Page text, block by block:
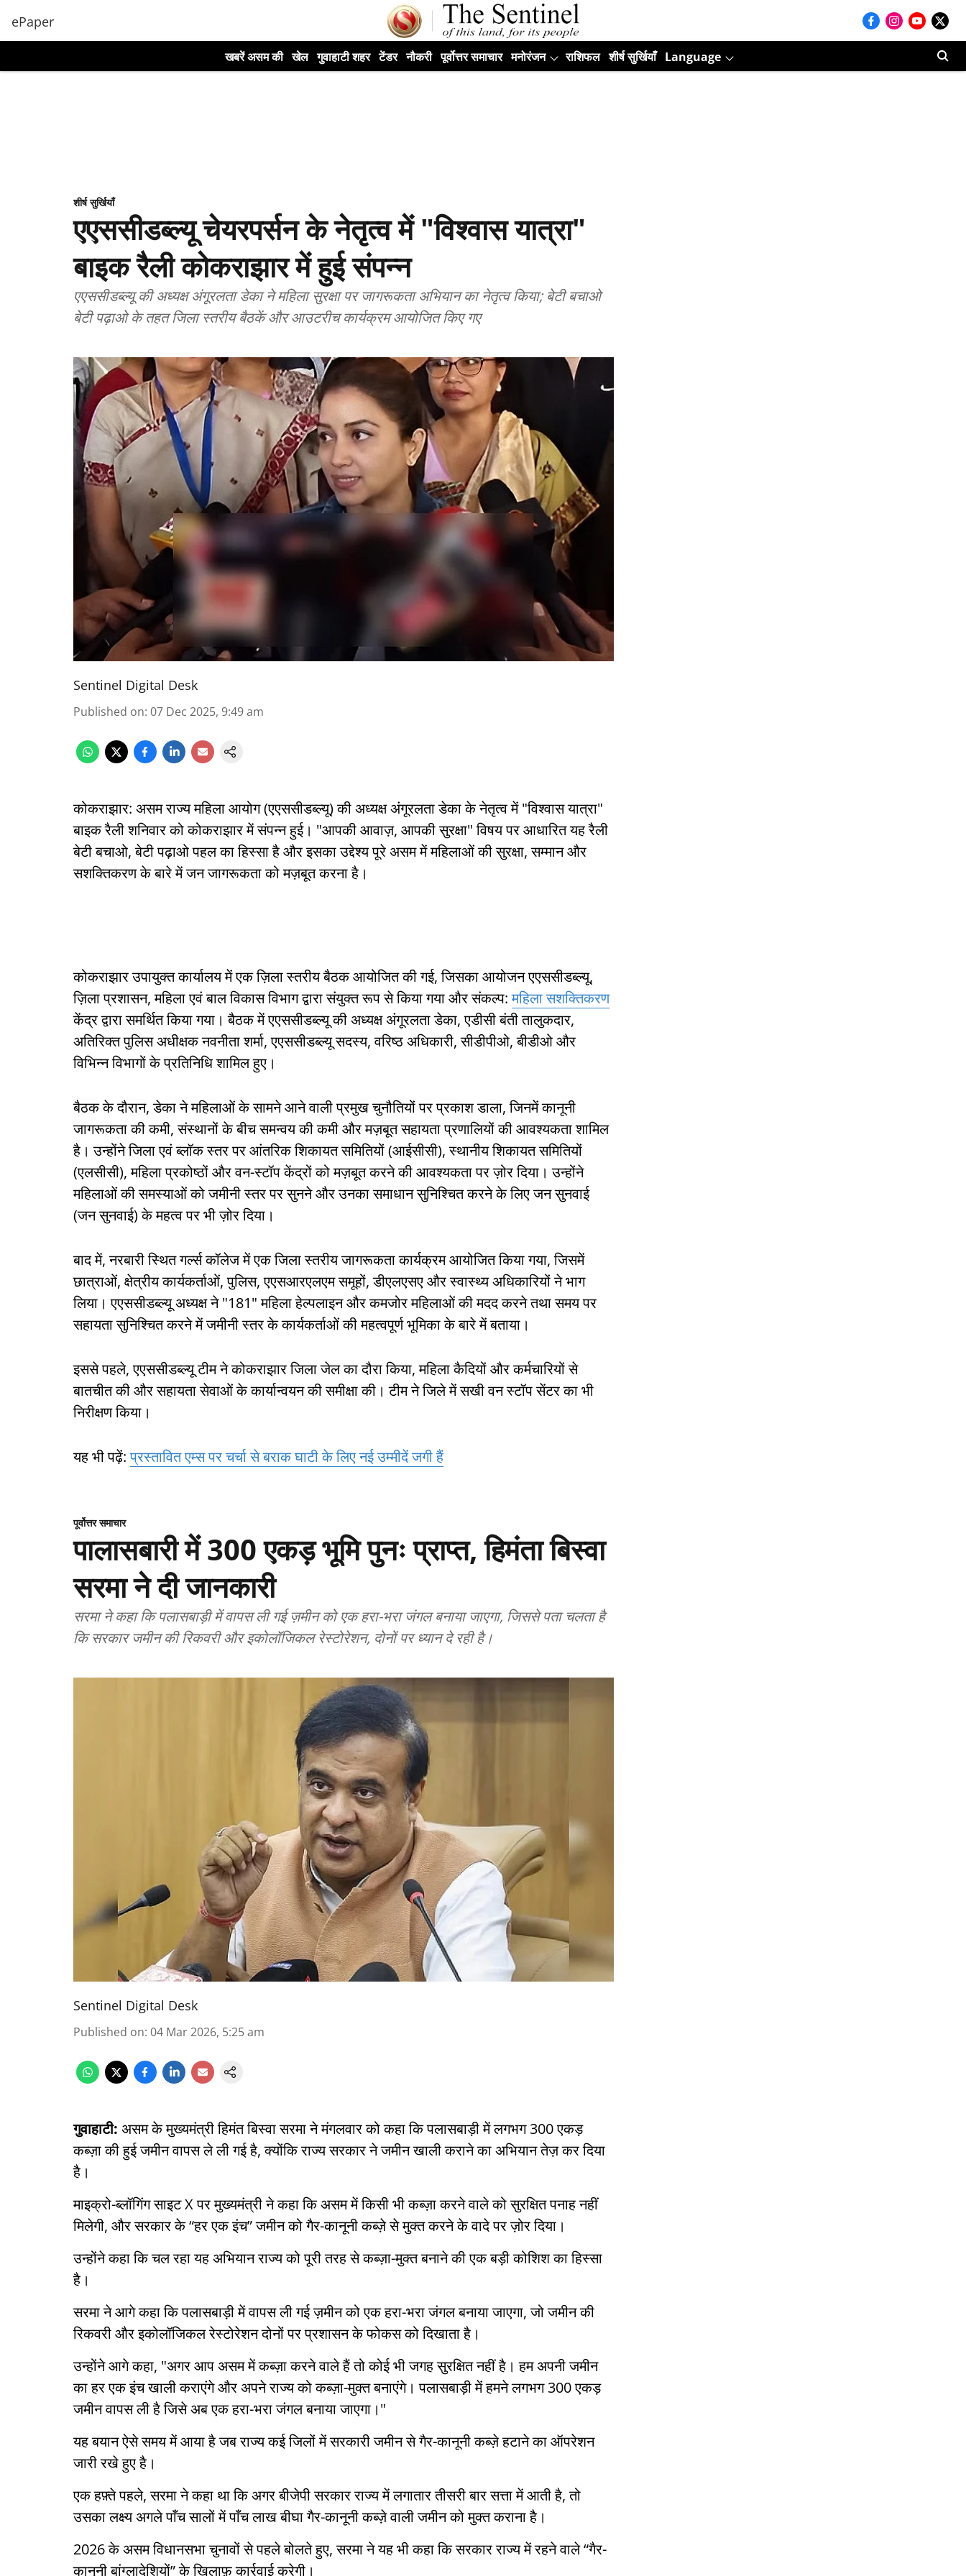
ePaper
खबरें असम की खेल गुवाहाटी शहर टेंडर नौकरी पूर्वोत्तर समाचार मनोरंजन राशिफल शीर्ष सुर्खियाँ Language
शीर्ष सुर्खियाँ
एएससीडब्ल्यू चेयरपर्सन के नेतृत्व में "विश्वास यात्रा"
बाइक रैली कोकराझार में हुई संपन्न
एएससीडब्ल्यू की अध्यक्ष अंगूरलता डेका ने महिला सुरक्षा पर जागरूकता अभियान का नेतृत्व किया; बेटी बचाओ
बेटी पढ़ाओ के तहत जिला स्तरीय बैठकें और आउटरीच कार्यक्रम आयोजित किए गए
Sentinel Digital Desk
Published on: 07 Dec 2025, 9:49 am
कोकराझार: असम राज्य महिला आयोग (एएससीडब्ल्यू) की अध्यक्ष अंगूरलता डेका के नेतृत्व में "विश्वास यात्रा"
बाइक रैली शनिवार को कोकराझार में संपन्न हुई। "आपकी आवाज़, आपकी सुरक्षा" विषय पर आधारित यह रैली
बेटी बचाओ, बेटी पढ़ाओ पहल का हिस्सा है और इसका उद्देश्य पूरे असम में महिलाओं की सुरक्षा, सम्मान और
सशक्तिकरण के बारे में जन जागरूकता को मज़बूत करना है।
कोकराझार उपायुक्त कार्यालय में एक ज़िला स्तरीय बैठक आयोजित की गई, जिसका आयोजन एएससीडब्ल्यू,
ज़िला प्रशासन, महिला एवं बाल विकास विभाग द्वारा संयुक्त रूप से किया गया और संकल्प:महिला सशक्तिकरण
केंद्र द्वारा समर्थित किया गया। बैठक में एएससीडब्ल्यू की अध्यक्ष अंगूरलता डेका, एडीसी बंती तालुकदार,
अतिरिक्त पुलिस अधीक्षक नवनीता शर्मा, एएससीडब्ल्यू सदस्य, वरिष्ठ अधिकारी, सीडीपीओ, बीडीओ और
विभिन्न विभागों के प्रतिनिधि शामिल हुए।
बैठक के दौरान, डेका ने महिलाओं के सामने आने वाली प्रमुख चुनौतियों पर प्रकाश डाला, जिनमें कानूनी
जागरूकता की कमी, संस्थानों के बीच समन्वय की कमी और मज़बूत सहायता प्रणालियों की आवश्यकता शामिल
है। उन्होंने जिला एवं ब्लॉक स्तर पर आंतरिक शिकायत समितियों (आईसीसी), स्थानीय शिकायत समितियों
(एलसीसी), महिला प्रकोष्ठों और वन-स्टॉप केंद्रों को मज़बूत करने की आवश्यकता पर ज़ोर दिया। उन्होंने
महिलाओं की समस्याओं को जमीनी स्तर पर सुनने और उनका समाधान सुनिश्चित करने के लिए जन सुनवाई
(जन सुनवाई) के महत्व पर भी ज़ोर दिया।
बाद में, नरबारी स्थित गर्ल्स कॉलेज में एक जिला स्तरीय जागरूकता कार्यक्रम आयोजित किया गया, जिसमें
छात्राओं, क्षेत्रीय कार्यकर्ताओं, पुलिस, एएसआरएलएम समूहों, डीएलएसए और स्वास्थ्य अधिकारियों ने भाग
लिया। एएससीडब्ल्यू अध्यक्ष ने "181" महिला हेल्पलाइन और कमजोर महिलाओं की मदद करने तथा समय पर
सहायता सुनिश्चित करने में जमीनी स्तर के कार्यकर्ताओं की महत्वपूर्ण भूमिका के बारे में बताया।
इससे पहले, एएससीडब्ल्यू टीम ने कोकराझार जिला जेल का दौरा किया, महिला कैदियों और कर्मचारियों से
बातचीत की और सहायता सेवाओं के कार्यान्वयन की समीक्षा की। टीम ने जिले में सखी वन स्टॉप सेंटर का भी
निरीक्षण किया।
यह भी पढ़ें:प्रस्तावित एम्स पर चर्चा से बराक घाटी के लिए नई उम्मीदें जगी हैं
पूर्वोत्तर समाचार
पालासबारी में 300 एकड़ भूमि पुनः प्राप्त, हिमंता बिस्वा
सरमा ने दी जानकारी
सरमा ने कहा कि पलासबाड़ी में वापस ली गई ज़मीन को एक हरा-भरा जंगल बनाया जाएगा, जिससे पता चलता है
कि सरकार जमीन की रिकवरी और इकोलॉजिकल रेस्टोरेशन, दोनों पर ध्यान दे रही है।
Sentinel Digital Desk
Published on: 04 Mar 2026, 5:25 am
गुवाहाटी: असम के मुख्यमंत्री हिमंत बिस्वा सरमा ने मंगलवार को कहा कि पलासबाड़ी में लगभग 300 एकड़
कब्ज़ा की हुई जमीन वापस ले ली गई है, क्योंकि राज्य सरकार ने जमीन खाली कराने का अभियान तेज़ कर दिया
है।
माइक्रो-ब्लॉगिंग साइट X पर मुख्यमंत्री ने कहा कि असम में किसी भी कब्ज़ा करने वाले को सुरक्षित पनाह नहीं
मिलेगी, और सरकार के “हर एक इंच” जमीन को गैर-कानूनी कब्ज़े से मुक्त करने के वादे पर ज़ोर दिया।
उन्होंने कहा कि चल रहा यह अभियान राज्य को पूरी तरह से कब्ज़ा-मुक्त बनाने की एक बड़ी कोशिश का हिस्सा
है।
सरमा ने आगे कहा कि पलासबाड़ी में वापस ली गई ज़मीन को एक हरा-भरा जंगल बनाया जाएगा, जो जमीन की
रिकवरी और इकोलॉजिकल रेस्टोरेशन दोनों पर प्रशासन के फोकस को दिखाता है।
उन्होंने आगे कहा, "अगर आप असम में कब्ज़ा करने वाले हैं तो कोई भी जगह सुरक्षित नहीं है। हम अपनी जमीन
का हर एक इंच खाली कराएंगे और अपने राज्य को कब्ज़ा-मुक्त बनाएंगे। पलासबाड़ी में हमने लगभग 300 एकड़
जमीन वापस ली है जिसे अब एक हरा-भरा जंगल बनाया जाएगा।"
यह बयान ऐसे समय में आया है जब राज्य कई जिलों में सरकारी जमीन से गैर-कानूनी कब्ज़े हटाने का ऑपरेशन
जारी रखे हुए है।
एक हफ़्ते पहले, सरमा ने कहा था कि अगर बीजेपी सरकार राज्य में लगातार तीसरी बार सत्ता में आती है, तो
उसका लक्ष्य अगले पाँच सालों में पाँच लाख बीघा गैर-कानूनी कब्ज़े वाली जमीन को मुक्त कराना है।
2026 के असम विधानसभा चुनावों से पहले बोलते हुए, सरमा ने यह भी कहा कि सरकार राज्य में रहने वाले “गैर-
कानूनी बांग्लादेशियों” के खिलाफ़ कार्रवाई करेगी।